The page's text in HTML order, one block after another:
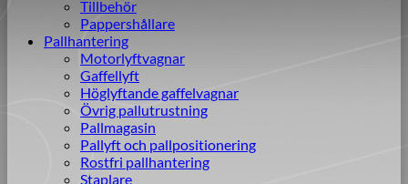
Tillbehör
Pappershållare
Pallhantering
Motorlyftvagnar
Gaffellyft
Höglyftande gaffelvagnar
Övrig pallutrustning
Pallmagasin
Pallyft och pallpositionering
Rostfri pallhantering
Staplare